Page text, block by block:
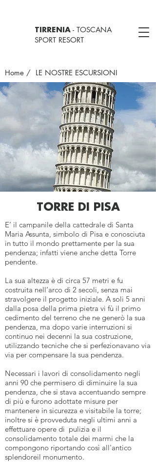
TIRRENIA - TOSCANA
SPORT RESORT
Home / LE NOSTRE ESCURSIONI
TORRE DI PISA
E’ il campanile della cattedrale di Santa
Maria Assunta, simbolo di Pisa e conosciuta
in tutto il mondo prettamente per la sua
pendenza; infatti viene anche detta Torre
pendente.
La sua altezza è di circa 57 metri e fu
costruita nell’arco di 2 secoli, senza mai
stravolgere il progetto iniziale. A soli 5 anni
dalla posa della prima pietra vi fù il primo
cedimento del terreno che ne generò la sua
pendenza, ma dopo varie interruzioni si
continuo nei decenni la sua costruzione,
utilizzando tecniche che si perfezionavano via
via per compensare la sua pendenza.
Necessari i lavori di consolidamento negli
anni 90 che permisero di diminuire la sua
pendenza, che si stava accentuando sempre
di più e furono adottate misure per
mantenere in sicurezza e visitabile la torre;
inoltre si è provveduta negli ultimi anni a
effettuare opere di pulizia e il
consolidamento totale dei marmi che la
compongono riportando così all'antico
splendoreil monumento.